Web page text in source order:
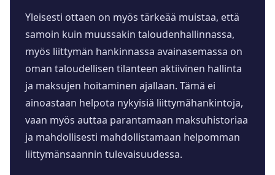
Yleisesti ottaen on myös tärkeää muistaa, että
samoin kuin muussakin taloudenhallinnassa,
myös liittymän hankinnassa avainasemassa on
oman taloudellisen tilanteen aktiivinen hallinta
ja maksujen hoitaminen ajallaan. Tämä ei
ainoastaan helpota nykyisiä liittymähankintoja,
vaan myös auttaa parantamaan maksuhistoriaa
ja mahdollisesti mahdollistamaan helpomman
liittymänsaannin tulevaisuudessa.